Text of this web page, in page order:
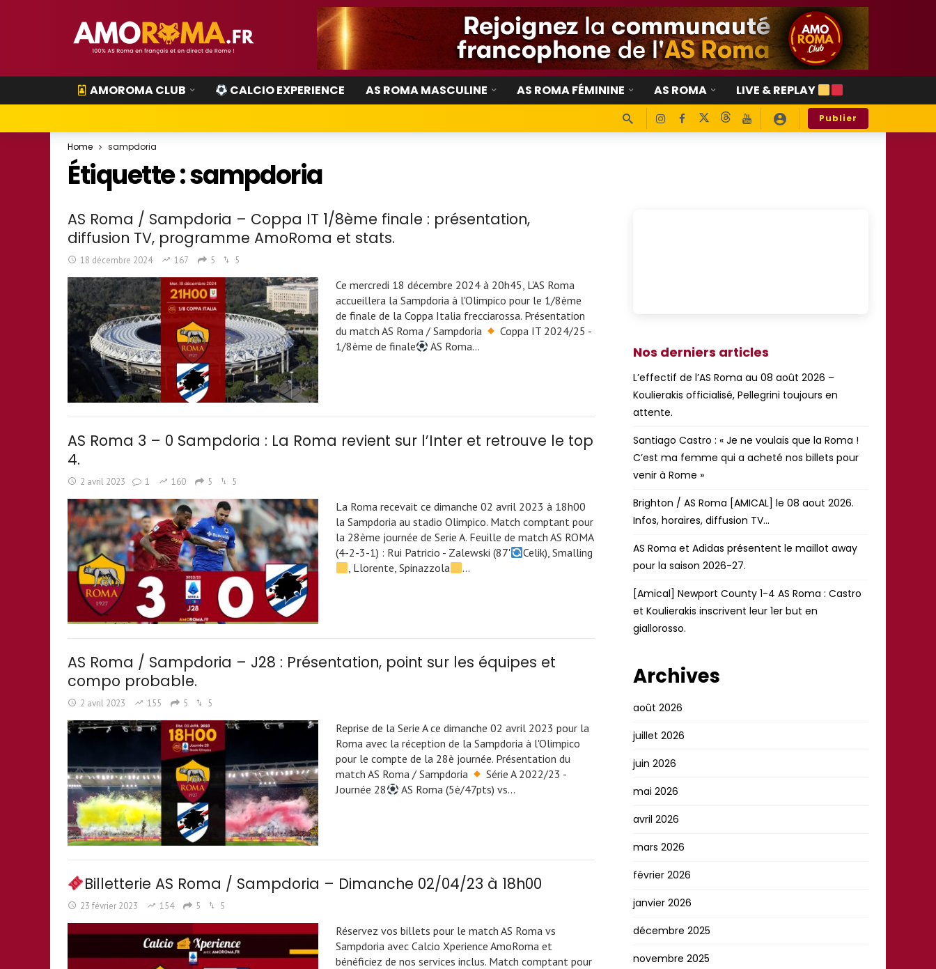
AMOROMA CLUB CALCIO EXPERIENCE AS ROMA MASCULINE AS ROMA FÉMININE AS ROMA LIVE & REPLAY
Publier
Home sampdoria
Étiquette :sampdoria
AS Roma / Sampdoria – Coppa IT 1/8ème finale : présentation,
diffusion TV, programme AmoRoma et stats.
18 décembre 2024 167 5 5
Ce mercredi 18 décembre 2024 à 20h45, L'AS Roma
accueillera la Sampdoria à l'Olimpico pour le 1/8ème
de finale de la Coppa Italia frecciarossa. Présentation
du match AS Roma / Sampdoria
Coppa IT 2024/25 -
1/8ème de finale
AS Roma…
AS Roma 3 – 0 Sampdoria : La Roma revient sur l’Inter et retrouve le top
4.
2 avril 2023 1 160 5 5
La Roma recevait ce dimanche 02 avril 2023 à 18h00
la Sampdoria au stadio Olimpico. Match comptant pour
la 28ème journée de Serie A. Feuille de match AS ROMA
(4-2-3-1) : Rui Patricio - Zalewski (87'
Celik), Smalling
, Llorente, Spinazzola
…
AS Roma / Sampdoria – J28 : Présentation, point sur les équipes et
compo probable.
2 avril 2023 155 5 5
Reprise de la Serie A ce dimanche 02 avril 2023 pour la
Roma avec la réception de la Sampdoria à l'Olimpico
pour le compte de la 28è journée. Présentation du
match AS Roma / Sampdoria
Série A 2022/23 -
Journée 28
AS Roma (5è/47pts) vs…
Billetterie AS Roma / Sampdoria – Dimanche 02/04/23 à 18h00
23 février 2023 154 5 5
Réservez vos billets pour le match AS Roma vs
Sampdoria avec Calcio Xperience AmoRoma et
bénéficiez de nos services inclus. Match comptant pour
Nos derniers articles
L’effectif de l’AS Roma au 08 août 2026 –
Koulierakis officialisé, Pellegrini toujours en
attente.
Santiago Castro : « Je ne voulais que la Roma !
C’est ma femme qui a acheté nos billets pour
venir à Rome »
Brighton / AS Roma [AMICAL] le 08 aout 2026.
Infos, horaires, diffusion TV…
AS Roma et Adidas présentent le maillot away
pour la saison 2026-27.
[Amical] Newport County 1-4 AS Roma : Castro
et Koulierakis inscrivent leur 1er but en
giallorosso.
Archives
août 2026
juillet 2026
juin 2026
mai 2026
avril 2026
mars 2026
février 2026
janvier 2026
décembre 2025
novembre 2025